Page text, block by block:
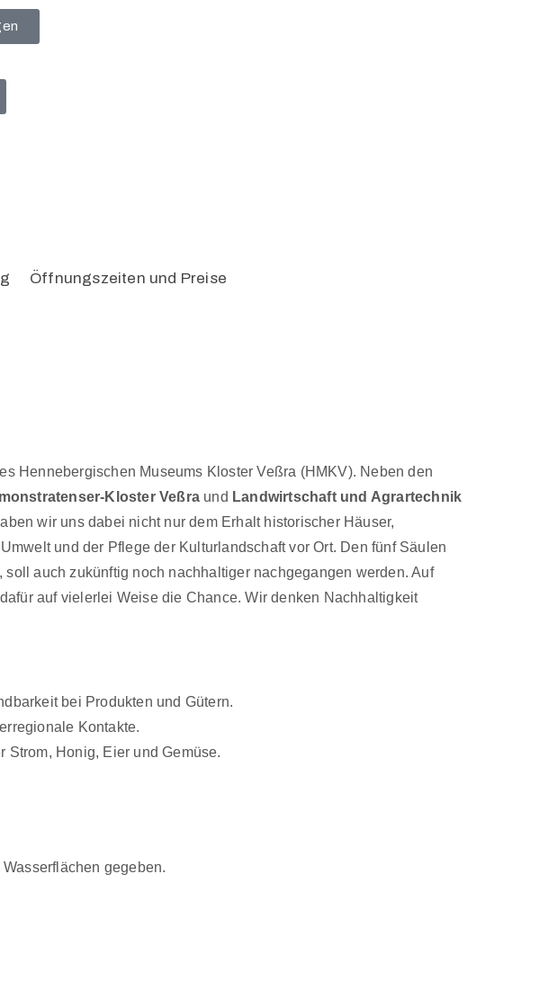
Öffnungszeiten und Preise
Hennebergischen Museums Kloster Veßra (HMKV). Neben den
Kloster Veßra und Landwirtschaft und Agrartechnik
wir uns dabei nicht nur dem Erhalt historischer Häuser,
und der Pflege der Kulturlandschaft vor Ort. Den fünf Säulen
auch zukünftig noch nachhaltiger nachgegangen werden. Auf
auf vielerlei Weise die Chance. Wir denken Nachhaltigkeit
bei Produkten und Gütern.
Kontakte.
Strom, Honig, Eier und Gemüse.
Wasserflächen gegeben.